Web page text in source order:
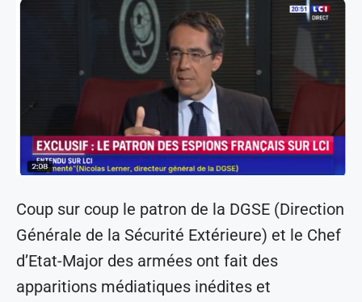
Coup sur coup le patron de la DGSE (Direction
Générale de la Sécurité Extérieure) et le Chef
d’Etat-Major des armées ont fait des
apparitions médiatiques inédites et